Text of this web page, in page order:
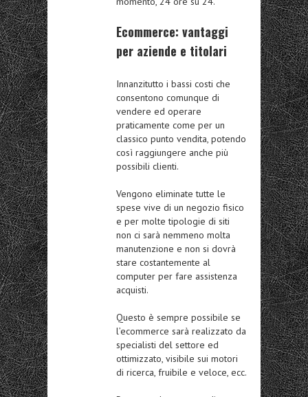
Ecommerce: vantaggi
per aziende e titolari
Innanzitutto i bassi costi che
consentono comunque di
vendere ed operare
praticamente come per un
classico punto vendita, potendo
così raggiungere anche più
possibili clienti.
Vengono eliminate tutte le
spese vive di un negozio fisico
e per molte tipologie di siti
non ci sarà nemmeno molta
manutenzione e non si dovrà
stare costantemente al
computer per fare assistenza
acquisti.
Questo è sempre possibile se
l’ecommerce sarà realizzato da
specialisti del settore ed
ottimizzato, visibile sui motori
di ricerca, fruibile e veloce, ecc.